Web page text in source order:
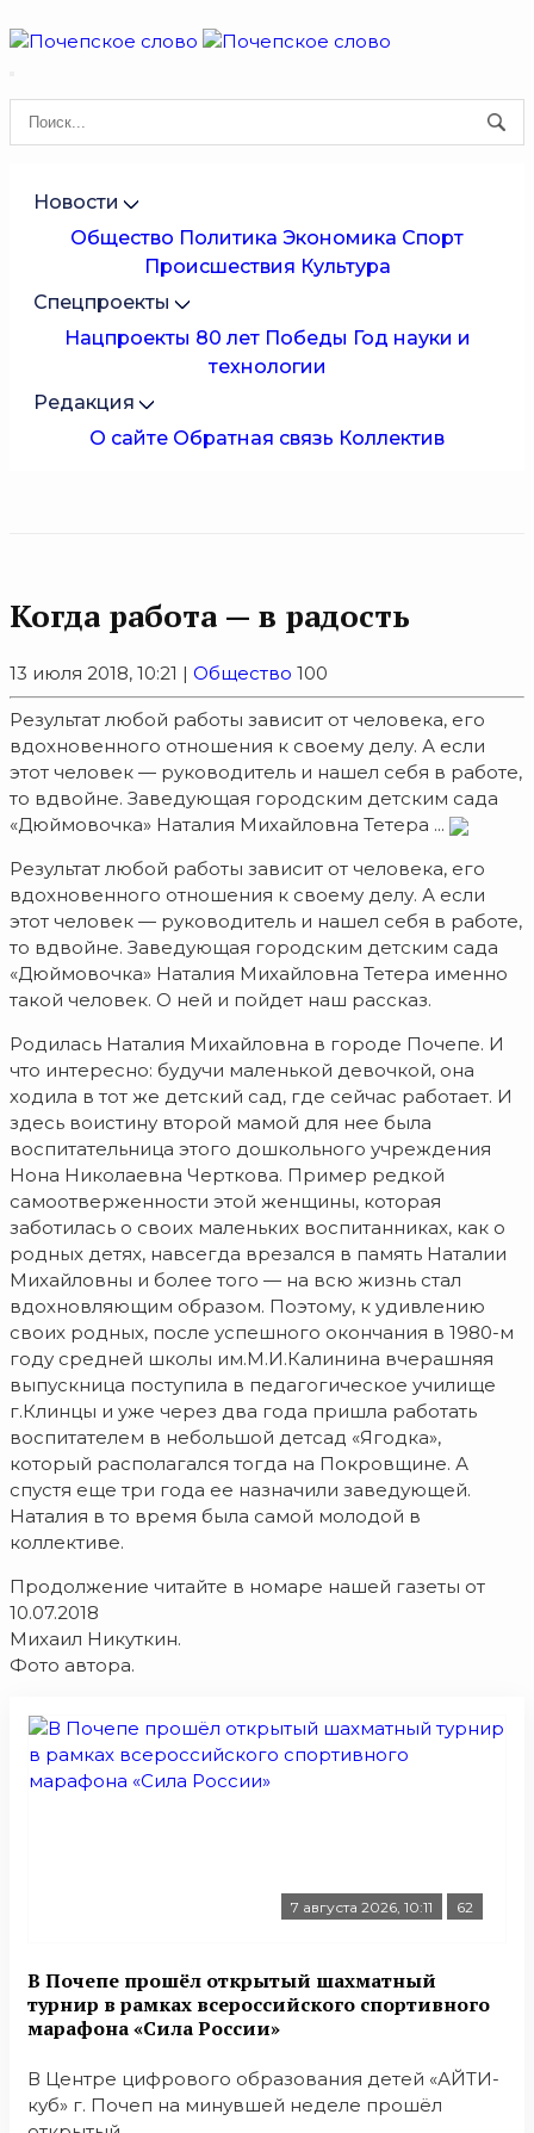
Новости
Общество Политика Экономика Спорт
Происшествия Культура
Спецпроекты
Нацпроекты 80 лет Победы Год науки и
технологии
Редакция
О сайте Обратная связь Коллектив
Когда работа — в радость
13 июля 2018, 10:21 | Общество 100
Результат любой работы зависит от человека, его
вдохновенного отношения к своему делу. А если
этот человек — руководитель и нашел себя в работе,
то вдвойне. Заведующая городским детским сада
«Дюймовочка» Наталия Михайловна Тетера ...
Результат любой работы зависит от человека, его
вдохновенного отношения к своему делу. А если
этот человек — руководитель и нашел себя в работе,
то вдвойне. Заведующая городским детским сада
«Дюймовочка» Наталия Михайловна Тетера именно
такой человек. О ней и пойдет наш рассказ.
Родилась Наталия Михайловна в городе Почепе. И
что интересно: будучи маленькой девочкой, она
ходила в тот же детский сад, где сейчас работает. И
здесь воистину второй мамой для нее была
воспитательница этого дошкольного учреждения
Нона Николаевна Черткова. Пример редкой
самоотверженности этой женщины, которая
заботилась о своих маленьких воспитанниках, как о
родных детях, навсегда врезался в память Наталии
Михайловны и более того — на всю жизнь стал
вдохновляющим образом. Поэтому, к удивлению
своих родных, после успешного окончания в 1980-м
году средней школы им.М.И.Калинина вчерашняя
выпускница поступила в педагогическое училище
г.Клинцы и уже через два года пришла работать
воспитателем в небольшой детсад «Ягодка»,
который располагался тогда на Покровщине. А
спустя еще три года ее назначили заведующей.
Наталия в то время была самой молодой в
коллективе.
Продолжение читайте в номаре нашей газеты от
10.07.2018
Михаил Никуткин.
Фото автора.
7 августа 2026, 10:11 62
В Почепе прошёл открытый шахматный
турнир в рамках всероссийского спортивного
марафона «Сила России»
В Центре цифрового образования детей «АЙТИ-
куб» г. Почеп на минувшей неделе прошёл